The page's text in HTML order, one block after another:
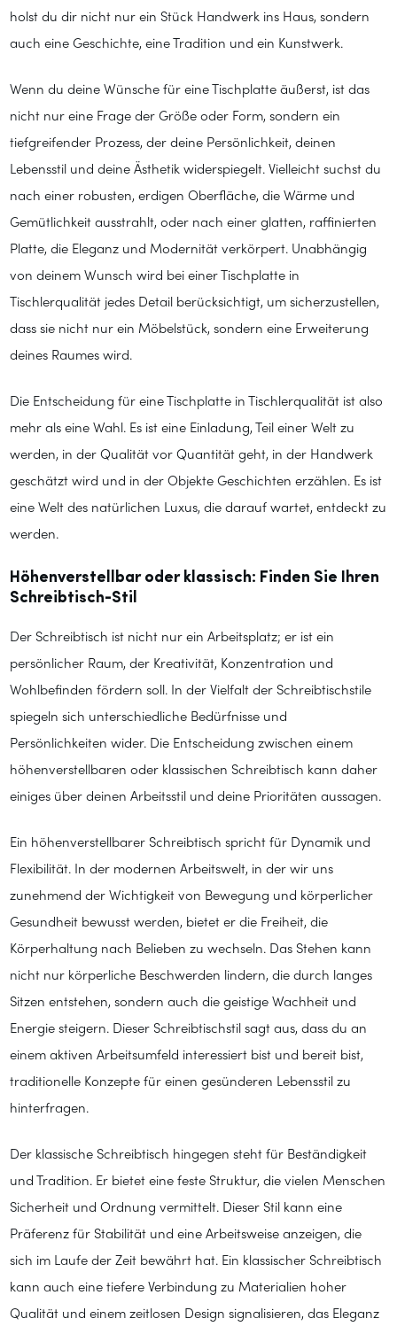
holst du dir nicht nur ein Stück Handwerk ins Haus, sondern
auch eine Geschichte, eine Tradition und ein Kunstwerk.
Wenn du deine Wünsche für eine Tischplatte äußerst, ist das
nicht nur eine Frage der Größe oder Form, sondern ein
tiefgreifender Prozess, der deine Persönlichkeit, deinen
Lebensstil und deine Ästhetik widerspiegelt. Vielleicht suchst du
nach einer robusten, erdigen Oberfläche, die Wärme und
Gemütlichkeit ausstrahlt, oder nach einer glatten, raffinierten
Platte, die Eleganz und Modernität verkörpert. Unabhängig
von deinem Wunsch wird bei einer Tischplatte in
Tischlerqualität jedes Detail berücksichtigt, um sicherzustellen,
dass sie nicht nur ein Möbelstück, sondern eine Erweiterung
deines Raumes wird.
Die Entscheidung für eine Tischplatte in Tischlerqualität ist also
mehr als eine Wahl. Es ist eine Einladung, Teil einer Welt zu
werden, in der Qualität vor Quantität geht, in der Handwerk
geschätzt wird und in der Objekte Geschichten erzählen. Es ist
eine Welt des natürlichen Luxus, die darauf wartet, entdeckt zu
werden.
Höhenverstellbar oder klassisch: Finden Sie Ihren
Schreibtisch-Stil
Der Schreibtisch ist nicht nur ein Arbeitsplatz; er ist ein
persönlicher Raum, der Kreativität, Konzentration und
Wohlbefinden fördern soll. In der Vielfalt der Schreibtischstile
spiegeln sich unterschiedliche Bedürfnisse und
Persönlichkeiten wider. Die Entscheidung zwischen einem
höhenverstellbaren oder klassischen Schreibtisch kann daher
einiges über deinen Arbeitsstil und deine Prioritäten aussagen.
Ein höhenverstellbarer Schreibtisch spricht für Dynamik und
Flexibilität. In der modernen Arbeitswelt, in der wir uns
zunehmend der Wichtigkeit von Bewegung und körperlicher
Gesundheit bewusst werden, bietet er die Freiheit, die
Körperhaltung nach Belieben zu wechseln. Das Stehen kann
nicht nur körperliche Beschwerden lindern, die durch langes
Sitzen entstehen, sondern auch die geistige Wachheit und
Energie steigern. Dieser Schreibtischstil sagt aus, dass du an
einem aktiven Arbeitsumfeld interessiert bist und bereit bist,
traditionelle Konzepte für einen gesünderen Lebensstil zu
hinterfragen.
Der klassische Schreibtisch hingegen steht für Beständigkeit
und Tradition. Er bietet eine feste Struktur, die vielen Menschen
Sicherheit und Ordnung vermittelt. Dieser Stil kann eine
Präferenz für Stabilität und eine Arbeitsweise anzeigen, die
sich im Laufe der Zeit bewährt hat. Ein klassischer Schreibtisch
kann auch eine tiefere Verbindung zu Materialien hoher
Qualität und einem zeitlosen Design signalisieren, das Eleganz